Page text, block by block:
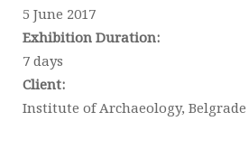
5 June 2017
Exhibition Duration:
7 days
Client:
Institute of Archaeology, Belgrade